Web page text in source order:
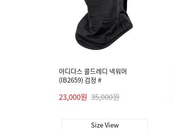
아디다스 콜드레디 넥워머
(IB2659) 검정 #
23,000원 35,000원
Size View